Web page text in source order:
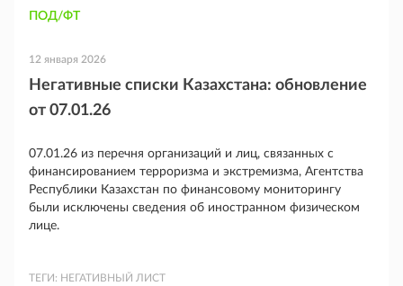
ПОД/ФТ
12 января 2026
Негативные списки Казахстана: обновление
от 07.01.26
07.01.26 из перечня организаций и лиц, связанных с
финансированием терроризма и экстремизма, Агентства
Республики Казахстан по финансовому мониторингу
были исключены сведения об иностранном физическом
лице.
ТЕГИ: НЕГАТИВНЫЙ ЛИСТ